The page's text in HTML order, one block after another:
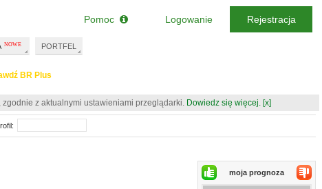
BR Plus
z aktualnymi ustawieniami przeglądarki. Dowiedz się więcej. [x]
moja prognoza
PORTFEL
Pomoc Logowanie Rejestracja